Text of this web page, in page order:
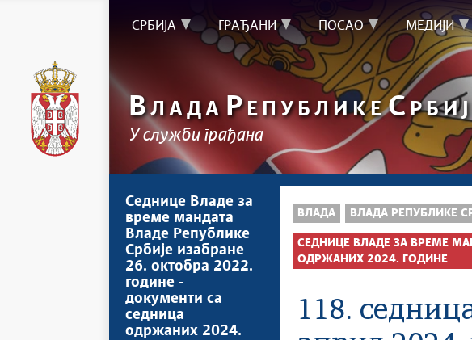
СРБИЈА ГРАЂАНИ ПОСАО МЕДИЈИ
ВЛАДА Р ЕПУБЛИКЕС
У служби грађана
Седнице Владе за
време мандата
Владе Републике
Србије изабране
26. октобра 2022.
године -
документи са
седница
одржаних 2024.
ВЛАДА ВЛАДА РЕПУБЛИКЕ
СЕДНИЦЕ ВЛАДЕ ЗА ВРЕМЕ
ОДРЖАНИХ 2024. ГОДИНЕ
118.